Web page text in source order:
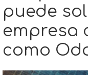
puede
empresa
como